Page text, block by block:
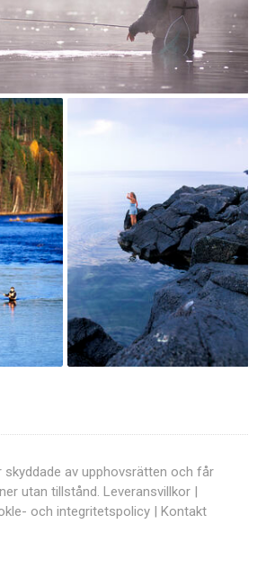
skyddade av upphovsrätten och får
utan tillstånd. Leveransvillkor |
och integritetspolicy | Kontakt